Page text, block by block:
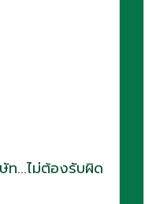
ท...ไม่ต้องรับผิด